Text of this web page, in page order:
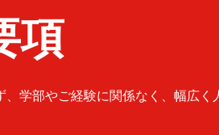
項
、学部やご経験に関係なく、幅広く